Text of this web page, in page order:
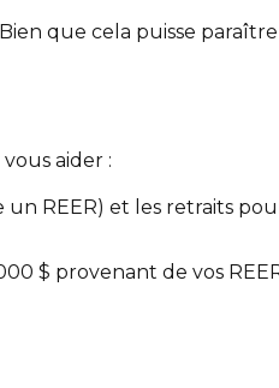
que cela puisse
aider :
REER) et les retraits
$ provenant de vos